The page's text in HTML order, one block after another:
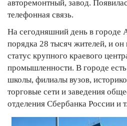
авторемонтный, завод.
телефонная связь.
На сегодняшний день в городе
порядка 28 тысяч жителей, и
статус крупного краевого
промышленности. В городе
школы, филиалы вузов,
торговые сети и заведения
отделения Сбербанка России и